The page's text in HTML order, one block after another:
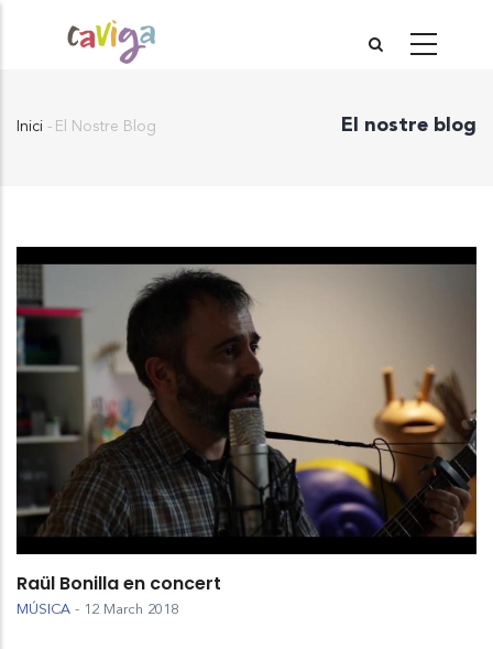
El nostre blog
Inici - El Nostre Blog
Raül Bonilla en concert
MÚSICA - 12 March 2018